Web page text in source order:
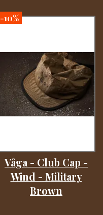
-10%
Våga - Club Cap -
Wind - Military
Brown